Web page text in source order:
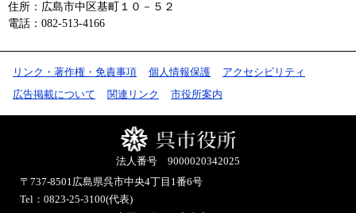
住所：広島市中区基町１０－５２
電話：082-513-4166
リンク・著作権・免責事項 個人情報保護
アクセシビリティ
広告掲載について
関連リンク 市役所案内
法人番号 9000020342025
〒737-8501広島県呉市中央4丁目1番6号
Tel：0823-25-3100(代表)